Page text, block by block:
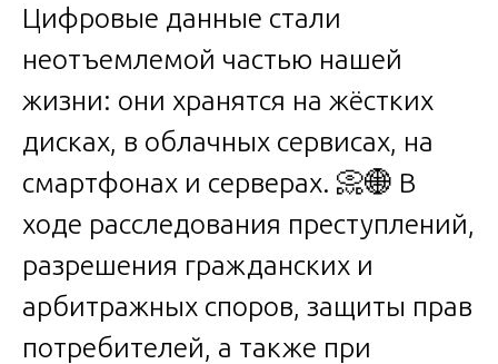
Цифровые данные стали
неотъемлемой частью нашей
жизни: они хранятся на жёстких
дисках, в облачных сервисах, на
смартфонах и серверах. 📀🌐 В
ходе расследования преступлений,
разрешения гражданских и
арбитражных споров, защиты прав
потребителей, а также при